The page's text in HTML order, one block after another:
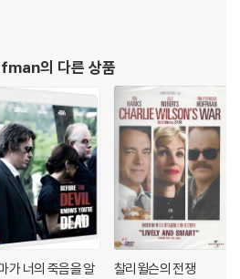
크 러브>와 호프만의 형제인 고디가
을 안겨준 <러브 리자>에도 출연했다.
허 감독의 <의 다른 상품
가 너의 죽음을 알
찰리윌슨의 전쟁